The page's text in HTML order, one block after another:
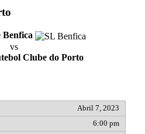
Benfica
vs
Clube do Porto
Abril 7, 2023
6:00 pm